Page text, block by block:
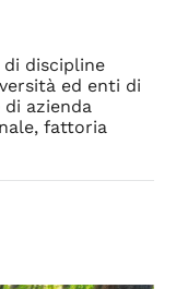
di discipline
ed enti di
azienda
fattoria